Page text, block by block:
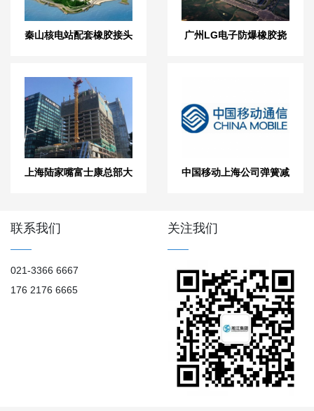
秦山核电站配套橡胶接头
广州LG电子防爆橡胶挠
上海陆家嘴富士康总部大
中国移动上海公司弹簧减
联系我们
021-3366 6667
176 2176 6665
关注我们